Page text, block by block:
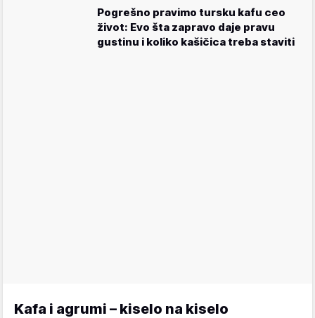
Pogrešno pravimo tursku kafu ceo
život: Evo šta zapravo daje pravu
gustinu i koliko kašičica treba staviti
Kafa i agrumi – kiselo na kiselo